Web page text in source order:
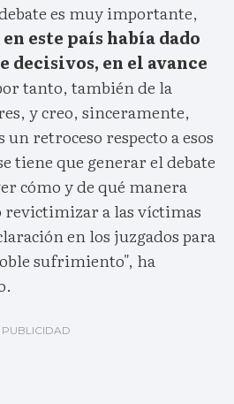
es muy importante,
este país había dado
decisivos, en el avance
tanto, también de la
y creo, sinceramente,
un retroceso respecto a esos
tiene que generar el debate
cómo y de qué manera
revictimizar a las víctimas
en los juzgados para
sufrimiento", ha